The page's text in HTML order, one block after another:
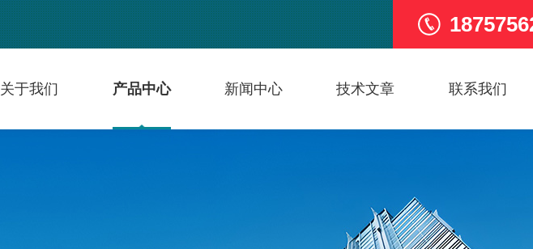
关于我们 产品中心 新闻中心 技术文章 联系我们